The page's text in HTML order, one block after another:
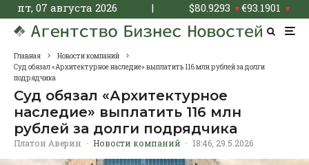
пт, 07 августа 2026 | $80.9293 ▼€93.1901 ▼
Главная
Новости компаний
Суд обязал «Архитектурное наследие» выплатить 116 млн рублей за долги
подрядчика
Суд обязал «Архитектурное
наследие» выплатить 116 млн
рублей за долги подрядчика
Платон Аверин · Новости компаний · 18:46, 29.5.2026